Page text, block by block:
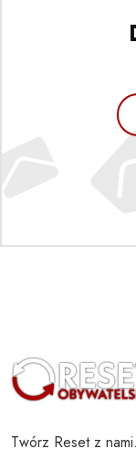
Twórz Reset z